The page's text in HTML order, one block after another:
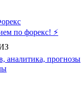
по форекс! ⚡
аналитика, прогнозы